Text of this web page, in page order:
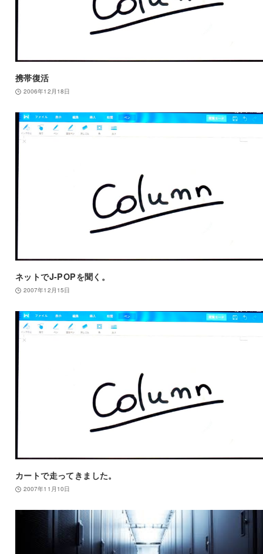
携帯復活
2006年12月18日
ネットでJ-POPを聞く。
2007年12月15日
カートで走ってきました。
2007年11月10日